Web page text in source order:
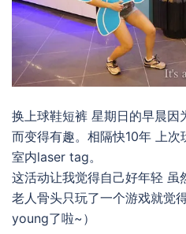
换上球鞋短裤 星期日的早晨因
而变得有趣。相隔快10年 上
室内laser tag。
这活动让我觉得自己好年轻 虽
老人骨头只玩了一个游戏就觉
young了啦~）